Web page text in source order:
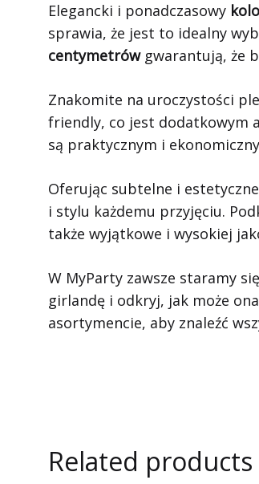
Elegancki i ponadczasowy
sprawia, że jest to idealny
centymetrówgwarantują, że
Znakomite na uroczystości
friendly, co jest dodatkowym
są praktycznym i
Oferując subtelne i
i stylu każdemu przyjęciu.
także wyjątkowe i wysokiej
W MyParty zawsze staramy
girlandę i odkryj, jak może
asortymencie, aby znaleźć
Related products